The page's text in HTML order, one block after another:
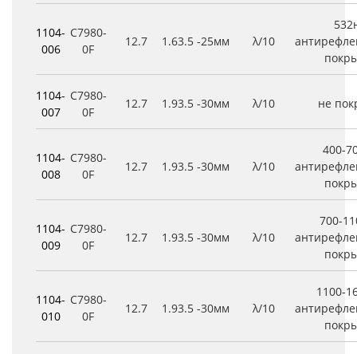
1104-
006
C7980-
0F
12.7 1.63.5 -25мм λ/10
1104-
007
C7980-
0F
12.7 1.93.5 -30мм λ/10 не
1104-
008
C7980-
0F
12.7 1.93.5 -30мм λ/10
400-
1104-
009
C7980-
0F
12.7 1.93.5 -30мм λ/10
700-
1104-
010
C7980-
0F
12.7 1.93.5 -30мм λ/10
1100-